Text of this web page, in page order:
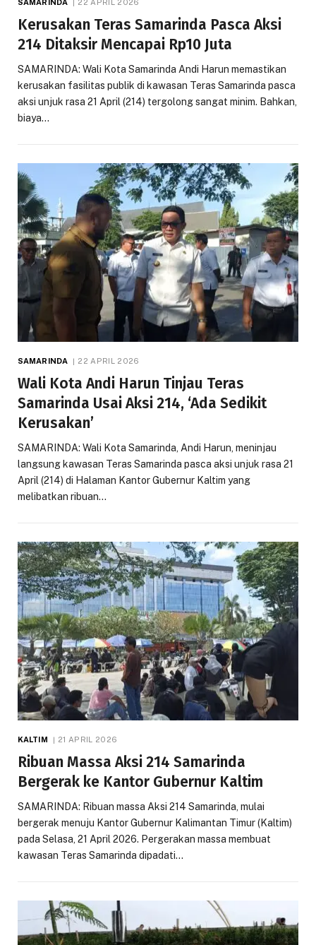
SAMARINDA 22 APRIL 2026
Kerusakan Teras Samarinda Pasca Aksi
214 Ditaksir Mencapai Rp10 Juta
SAMARINDA: Wali Kota Samarinda Andi Harun memastikan
kerusakan fasilitas publik di kawasan Teras Samarinda pasca
aksi unjuk rasa 21 April (214) tergolong sangat minim. Bahkan,
biaya…
SAMARINDA 22 APRIL 2026
Wali Kota Andi Harun Tinjau Teras
Samarinda Usai Aksi 214, ‘Ada Sedikit
Kerusakan’
SAMARINDA: Wali Kota Samarinda, Andi Harun, meninjau
langsung kawasan Teras Samarinda pasca aksi unjuk rasa 21
April (214) di Halaman Kantor Gubernur Kaltim yang
melibatkan ribuan…
KALTIM 21 APRIL 2026
Ribuan Massa Aksi 214 Samarinda
Bergerak ke Kantor Gubernur Kaltim
SAMARINDA: Ribuan massa Aksi 214 Samarinda, mulai
bergerak menuju Kantor Gubernur Kalimantan Timur (Kaltim)
pada Selasa, 21 April 2026. Pergerakan massa membuat
kawasan Teras Samarinda dipadati…